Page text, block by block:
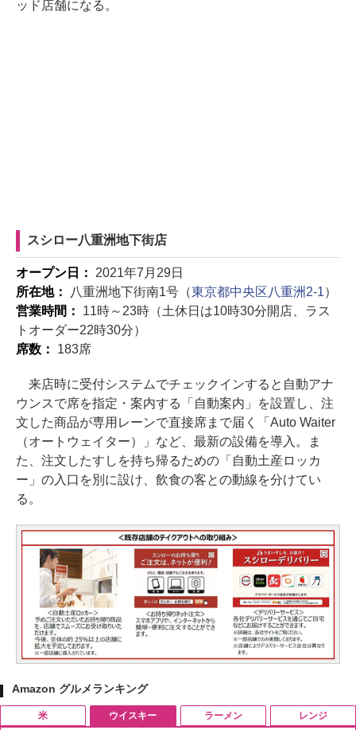
ッド店舗になる。
スシロー八重洲地下街店
オープン日： 2021年7月29日
所在地：
八重洲地下街南1号（東京都中央区八重洲2-1）
営業時間： 11時～23時（土休日は10時30分開店、ラス
トオーダー22時30分）
席数： 183席
来店時に受付システムでチェックインすると自動アナ
ウンスで席を指定・案内する「自動案内」を設置し、注
文した商品が専用レーンで直接席まで届く「Auto Waiter
（オートウェイター）」など、最新の設備を導入。ま
た、注文したすしを持ち帰るための「自動土産ロッカ
ー」の入口を別に設け、飲食の客との動線を分けてい
る。
Amazon グルメランキング
米 ウイスキー ラーメン レンジ